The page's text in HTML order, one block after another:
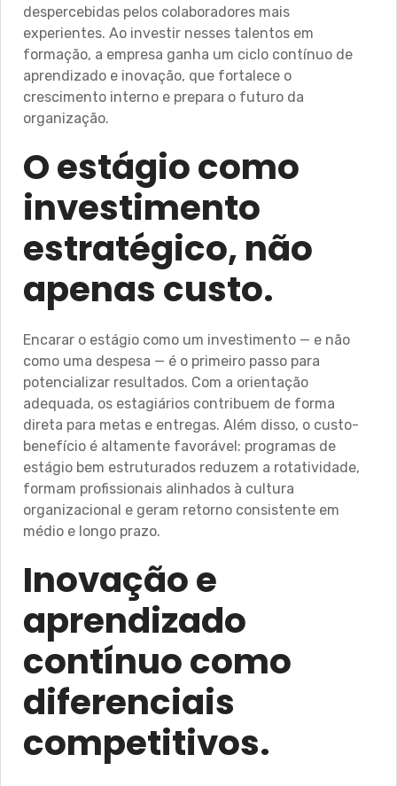
despercebidas pelos colaboradores mais
experientes. Ao investir nesses talentos em
formação, a empresa ganha um ciclo contínuo de
aprendizado e inovação, que fortalece o
crescimento interno e prepara o futuro da
organização.
O estágio como
investimento
estratégico, não
apenas custo.
Encarar o estágio como um investimento — e não
como uma despesa — é o primeiro passo para
potencializar resultados. Com a orientação
adequada, os estagiários contribuem de forma
direta para metas e entregas. Além disso, o custo-
benefício é altamente favorável: programas de
estágio bem estruturados reduzem a rotatividade,
formam profissionais alinhados à cultura
organizacional e geram retorno consistente em
médio e longo prazo.
Inovação e
aprendizado
contínuo como
diferenciais
competitivos.